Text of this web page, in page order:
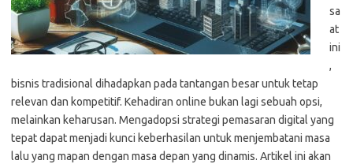
sa
at
ini
,
bisnis tradisional dihadapkan pada tantangan besar untuk tetap
relevan dan kompetitif. Kehadiran online bukan lagi sebuah opsi,
melainkan keharusan. Mengadopsi strategi pemasaran digital yang
tepat dapat menjadi kunci keberhasilan untuk menjembatani masa
lalu yang mapan dengan masa depan yang dinamis. Artikel ini akan